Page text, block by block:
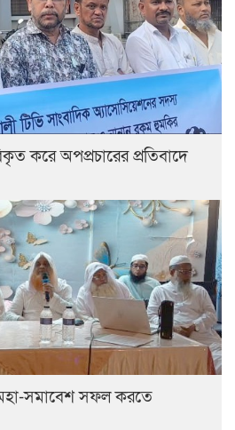
করে অপপ্রচারের প্রতিবাদে
সমাবেশ সফল করতে